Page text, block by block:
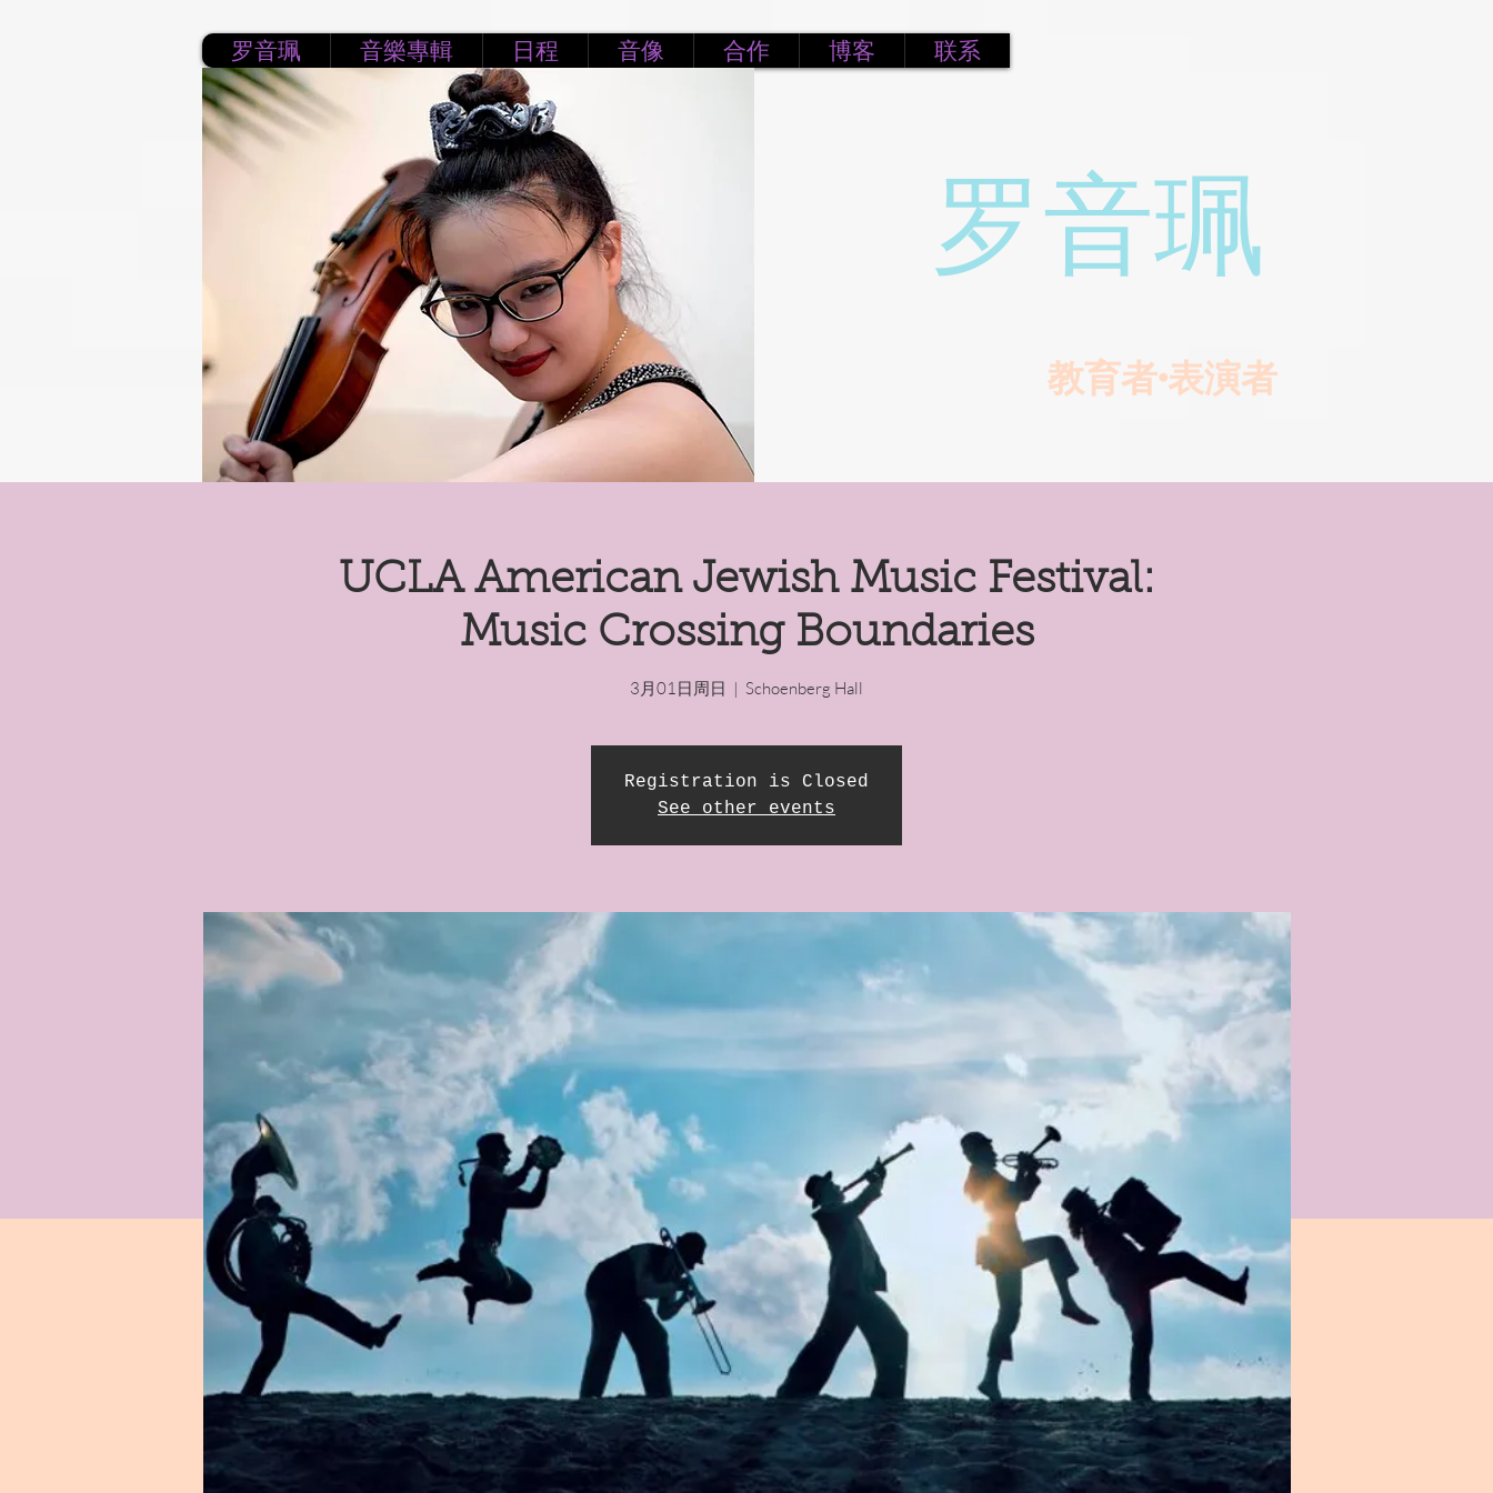
罗音珮 音樂專輯 日程 音像 合作 博客 联系
罗音珮
教育者•表演者
UCLA American Jewish Music Festival:
Music Crossing Boundaries
3月01日周日
  |
Schoenberg Hall
Registration is Closed
See other events